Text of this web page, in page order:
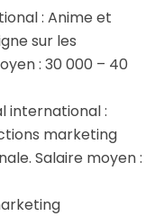
: Anime et
sur les
: 30 000 – 40
international :
marketing
Salaire moyen :